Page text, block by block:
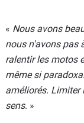
« Nous avons
nous n'avons pas
ralentir les motos
même si
améliorés. Limiter
sens. »